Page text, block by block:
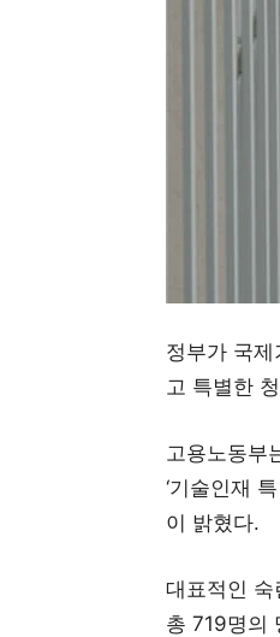
정부가 국
고 특별한
고용노동부
‘기술인재
이 밝혔다.
대표적인
총 719명의